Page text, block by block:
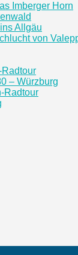
Imberger Horn
Allgäu
von
– Würzburg
Radtour